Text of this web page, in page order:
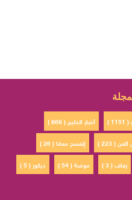
أخبار الخليج ( 868 ) )
إتفسح معانا ( 26 )
( 223 )
ديكور ( 5 )
موضة ( 54 ) زفاف ( 3 )